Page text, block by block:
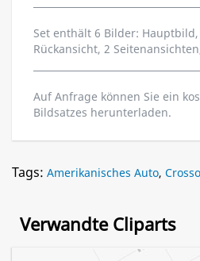
Set enthält 6 Bilder:
Rückansicht, 2
Auf Anfrage können Sie ein
Bildsatzes herunterladen.
Tags: Amerikanisches Auto,
Verwandte Cliparts